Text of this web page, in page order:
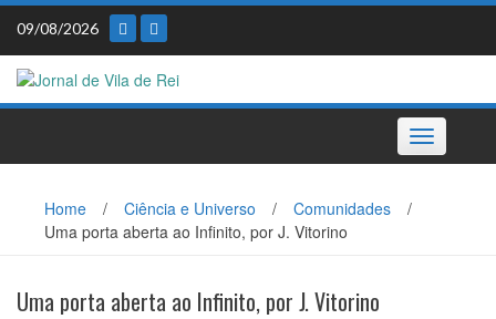
Skip
content
09/08/2026
Toggle
navigation
Home / Ciência e Universo / Comunidades
/
Uma porta aberta ao Infinito, por J. Vitorino
Uma porta aberta ao Infinito, por J. Vitorino